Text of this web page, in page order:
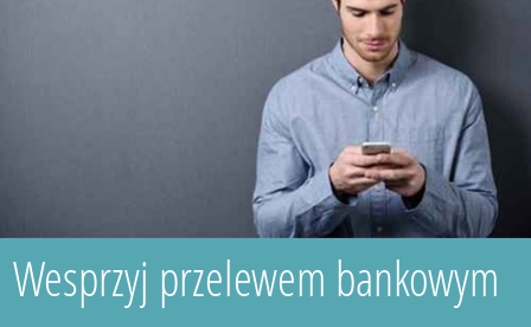
Wesprzyj przelewem bankowym